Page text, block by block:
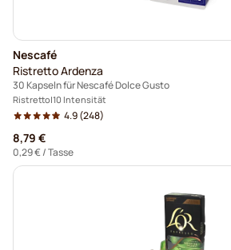
Nescafé
Ristretto Ardenza
30 Kapseln für Nescafé Dolce Gusto
Ristretto 10 Intensität
4.9(248)
8,79 €
0,29 €/ Tasse